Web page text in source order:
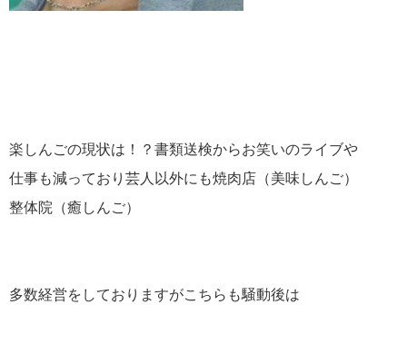
楽しんごの現状は！？書類送検からお笑いのライブや
仕事も減っており芸人以外にも焼肉店（美味しんご）
整体院（癒しんご）
多数経営をしておりますがこちらも騒動後は